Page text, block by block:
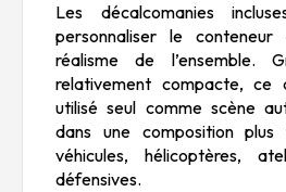
Les décalcomanies
personnaliser le
réalisme de l’ensemble.
relativement compacte, ce
utilisé seul comme scène
dans une composition plus
véhicules, hélicoptères,
défensives.